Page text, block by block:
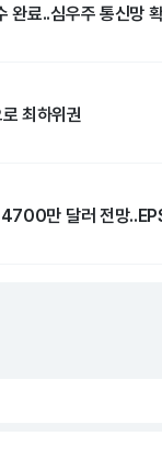
완료..심우주 통신망
최하위권
만 달러 전망